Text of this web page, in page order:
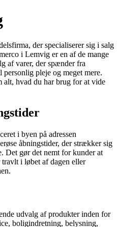
der specialiserer sig i salg
i Lemvig er en af de mange
af varer, der spænder fra
pleje og meget mere.
hvad du har brug for at vide
i byen på adressen
åbningstider, der strækker sig
Det gør det nemt for kunder at
i løbet af dagen eller
udvalg af produkter inden for
boligindretning, belysning,